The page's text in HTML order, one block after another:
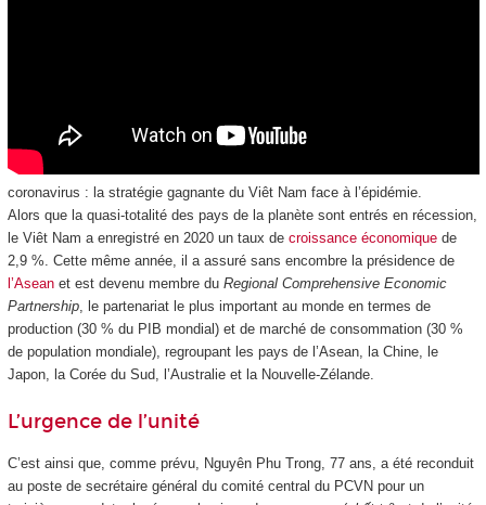
coronavirus : la stratégie gagnante du Viêt Nam face à l’épidémie.
Alors que la quasi-totalité des pays de la planète sont entrés en récession,
le Viêt Nam a enregistré en 2020 un taux de croissance économiquede
2,9 %. Cette même année, il a assuré sans encombre la présidence de
l’Aseanet est devenu membre du Regional Comprehensive Economic
Partnership, le partenariat le plus important au monde en termes de
production (30 % du PIB mondial) et de marché de consommation (30 %
de population mondiale), regroupant les pays de l’Asean, la Chine, le
Japon, la Corée du Sud, l’Australie et la Nouvelle-Zélande.
L’urgence de l’unité
C’est ainsi que, comme prévu, Nguyên Phu Trong, 77 ans, a été reconduit
au poste de secrétaire général du comité central du PCVN pour un